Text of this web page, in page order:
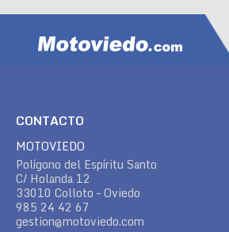
CONTACTO
MOTOVIEDO
Polígono del Espíritu Santo
C/ Holanda 12
33010 Colloto – Oviedo
985 24 42 67
gestion@motoviedo.com